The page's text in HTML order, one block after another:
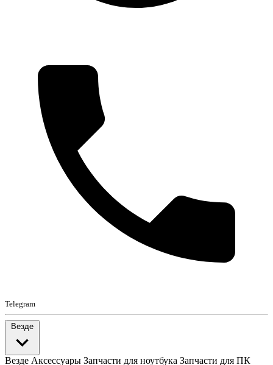
Telegram
Везде
Везде Аксессуары Запчасти для ноутбука Запчасти для ПК